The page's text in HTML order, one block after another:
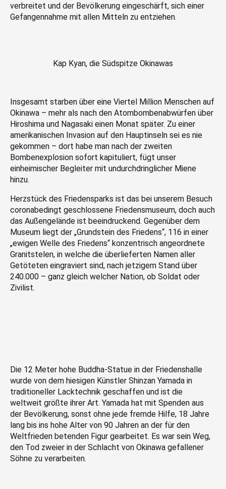
verbreitet und der Bevölkerung eingeschärft, sich einer
Gefangennahme mit allen Mitteln zu entziehen.
Kap Kyan, die Südspitze Okinawas
Insgesamt starben über eine Viertel Million Menschen auf
Okinawa – mehr als nach den Atombombenabwürfen über
Hiroshima und Nagasaki einen Monat später. Zu einer
amerikanischen Invasion auf den Hauptinseln sei es nie
gekommen – dort habe man nach der zweiten
Bombenexplosion sofort kapituliert, fügt unser
einheimischer Begleiter mit undurchdringlicher Miene
hinzu.
Herzstück des Friedensparks ist das bei unserem Besuch
coronabedingt geschlossene Friedensmuseum, doch auch
das Außengelände ist beeindruckend. Gegenüber dem
Museum liegt der „Grundstein des Friedens“, 116 in einer
„ewigen Welle des Friedens“ konzentrisch angeordnete
Granitstelen, in welche die überlieferten Namen aller
Getöteten eingraviert sind, nach jetzigem Stand über
240.000 – ganz gleich welcher Nation, ob Soldat oder
Zivilist.
Die 12 Meter hohe Buddha-Statue in der Friedenshalle
wurde von dem hiesigen Künstler Shinzan Yamada in
traditioneller Lacktechnik geschaffen und ist die
weltweit größte ihrer Art. Yamada hat mit Spenden aus
der Bevölkerung, sonst ohne jede fremde Hilfe, 18 Jahre
lang bis ins hohe Alter von 90 Jahren an der für den
Weltfrieden betenden Figur gearbeitet. Es war sein Weg,
den Tod zweier in der Schlacht von Okinawa gefallener
Söhne zu verarbeiten.